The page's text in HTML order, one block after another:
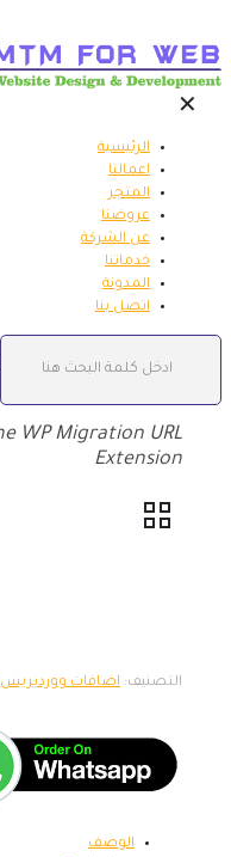
✕
الرئيسية
اعمالنا
المتجر
عروضنا
عن الشركة
خدماتنا
المدونة
اتصل بنا
WP Migration URL
Extension
التصنيف: اضافات
الوصف